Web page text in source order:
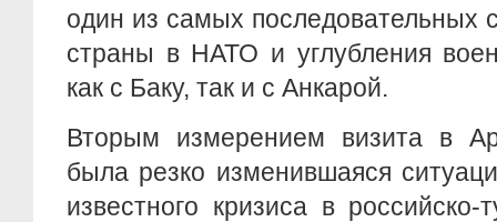
один из самых последовательных
страны в НАТО и углубления
как с Баку, так и с Анкарой.
Вторым измерением визита в
была резко изменившаяся
известного кризиса в российско-